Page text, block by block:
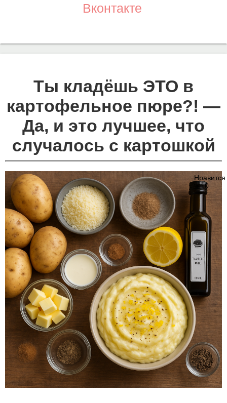
Вконтакте
Ты кладёшь ЭТО в
картофельное пюре?! —
Да, и это лучшее, что
случалось с картошкой
Нравится
0